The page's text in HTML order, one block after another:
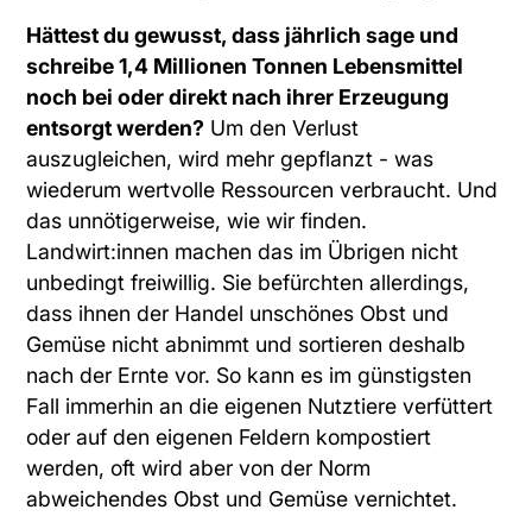
Hättest du gewusst, dass jährlich sage und
schreibe 1,4 Millionen Tonnen Lebensmittel
noch bei oder direkt nach ihrer Erzeugung
entsorgt werden? Um den Verlust
auszugleichen, wird mehr gepflanzt - was
wiederum wertvolle Ressourcen verbraucht. Und
das unnötigerweise, wie wir finden.
Landwirt:innen machen das im Übrigen nicht
unbedingt freiwillig. Sie befürchten allerdings,
dass ihnen der Handel unschönes Obst und
Gemüse nicht abnimmt und sortieren deshalb
nach der Ernte vor. So kann es im günstigsten
Fall immerhin an die eigenen Nutztiere verfüttert
oder auf den eigenen Feldern kompostiert
werden, oft wird aber von der Norm
abweichendes Obst und Gemüse vernichtet.